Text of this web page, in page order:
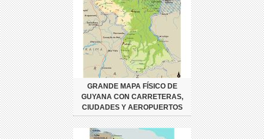
GRANDE MAPA FÍSICO DE
GUYANA CON CARRETERAS,
CIUDADES Y AEROPUERTOS